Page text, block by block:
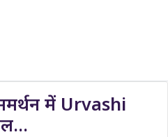
में Urvashi